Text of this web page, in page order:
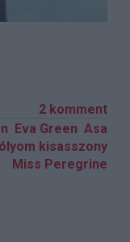
2 komment
Eva Green Asa
kisasszony
Miss Peregrine